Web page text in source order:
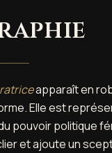
apparaît en
Elle est
pouvoir politique
et ajoute un